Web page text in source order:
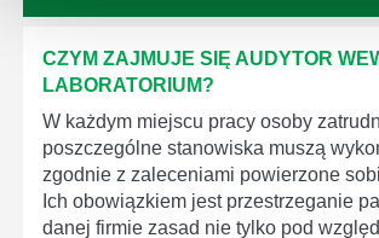
CZYM ZAJMUJE SIĘ AUDYTOR
LABORATORIUM?
W każdym miejscu pracy osoby
poszczególne stanowiska muszą
zgodnie z zaleceniami powierzone
Ich obowiązkiem jest przestrzeganie
danej firmie zasad nie tylko pod